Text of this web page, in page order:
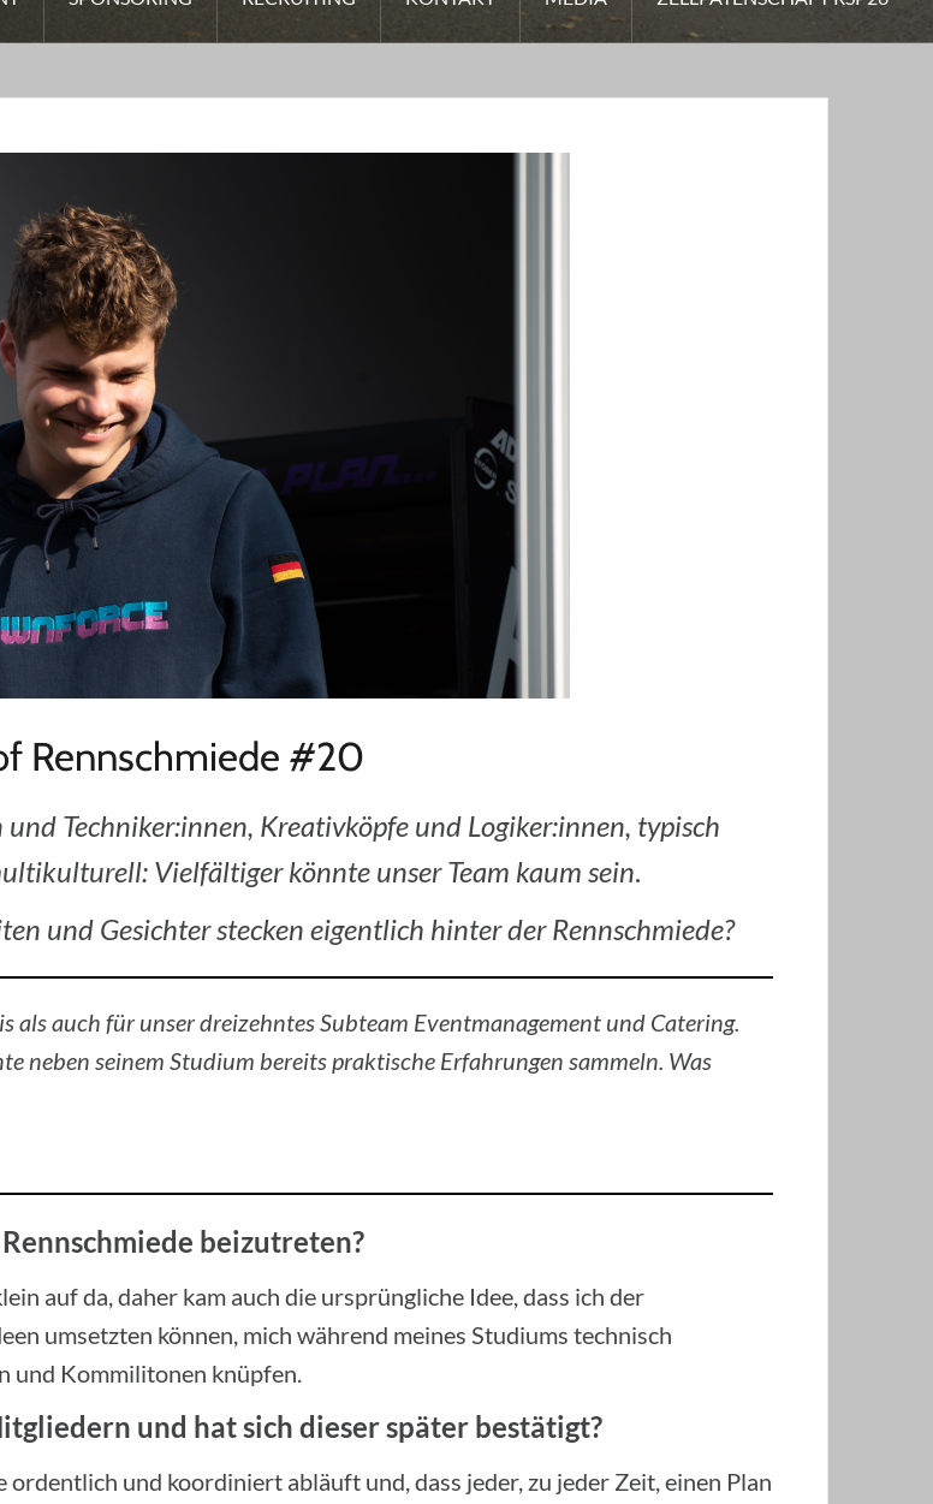
Rennschmiede #20
Techniker:innen, Kreativköpfe und Logiker:innen, typisch
Vielfältiger könnte unser Team kaum sein.
und Gesichter stecken eigentlich hinter der Rennschmiede?
als auch für unser dreizehntes Subteam Eventmanagement und Catering.
neben seinem Studium bereits praktische Erfahrungen sammeln. Was
beizutreten?
auf da, daher kam auch die ursprüngliche Idee, dass ich der
umsetzten können, mich während meines Studiums technisch
und Kommilitonen knüpfen.
und hat sich dieser später bestätigt?
ordentlich und koordiniert abläuft und, dass jeder, zu jeder Zeit, einen Plan